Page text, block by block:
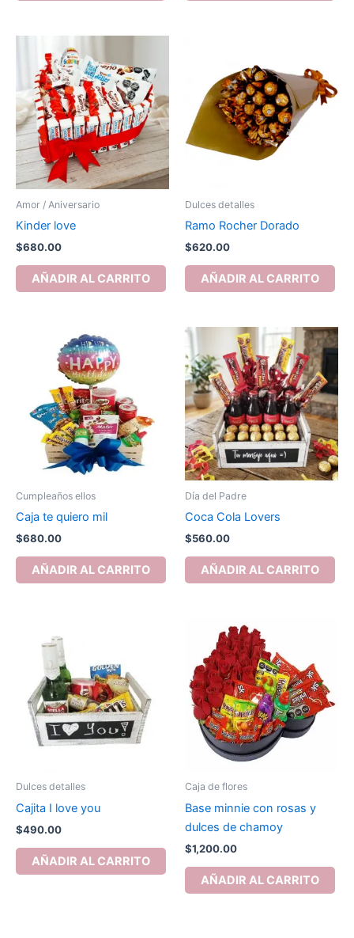
Amor / Aniversario
Kinder love
$680.00
AÑADIR AL CARRITO
Dulces detalles
Ramo Rocher Dorado
$620.00
AÑADIR AL CARRITO
Cumpleaños ellos
Caja te quiero mil
$680.00
AÑADIR AL CARRITO
Día del Padre
Coca Cola Lovers
$560.00
AÑADIR AL CARRITO
Dulces detalles
Cajita I love you
$490.00
AÑADIR AL CARRITO
Caja de flores
Base minnie con rosas y
dulces de chamoy
$1,200.00
AÑADIR AL CARRITO